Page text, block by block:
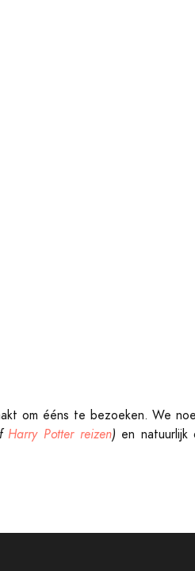
om ééns te bezoeken. We
Harry Potter reizen) en natuurlijk